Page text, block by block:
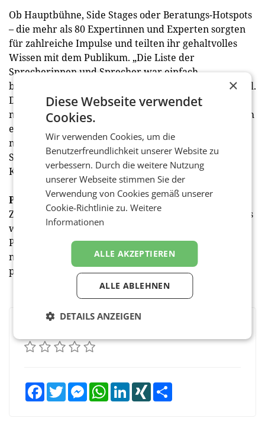
Ob Hauptbühne, Side Stages oder Beratungs-Hotspots
– die mehr als 80 Expertinnen und Experten sorgten
für zahlreiche Impulse und teilten ihr gehaltvolles
Wissen mit dem Publikum. „Die Liste der
Sprecherinnen und Sprecher war einfach
beeindruckend. Man hatte wirklich die Qual der Wahl.
Die Vorträge selbst waren klasse und haben mir
neben sehr viel neuem Wissen zu vielen Themen auch
etliche kleine Lösungen aufgezeigt, an denen ich in
meinem Alltag relativ simpel drehen kann“, sagte
Susanne Stöger, eine der Besucherinnen der
KlimaZukunft Österreich.
Probefahrten und Fashion-Shows
Zum Programm zählten außerdem weitere Highlights
wie eine E-Bike- und E-Scooter-Teststrecke, E-Auto-
Probefahrten sowie Fashion-Shows, bei denen
nachhaltige Mode von dynamischen Seniorinnen
präsentiert wurde.
FacebookTwitter MessengerWhatsAppLinkedInXING
×
Diese Webseite verwendet
Cookies.
Wir verwenden Cookies, um die
Benutzerfreundlichkeit unserer Website zu
verbessern. Durch die weitere Nutzung
unserer Webseite stimmen Sie der
Verwendung von Cookies gemäß unserer
Cookie-Richtlinie zu.Weitere
Informationen
ALLE AKZEPTIEREN
ALLE ABLEHNEN
DETAILS ANZEIGEN